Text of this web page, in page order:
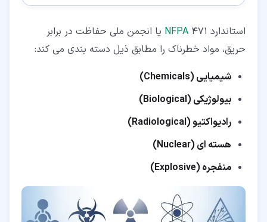
استاندارد NFPA 471 یا انجمن ملی حفاظت در برابر
حریق، مواد خطرناک را مطابق ذیل دسته بندی می کند:
شیمیایی (Chemicals)
بیولوژیکی (Biological)
رادیواکتیو (Radiological)
هسته ای (Nuclear)
منفجره (Explosive)